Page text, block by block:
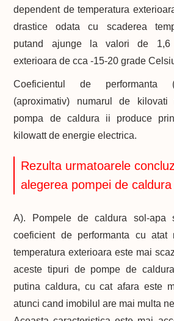
dependent de temperatura
drastice odata cu scaderea
putand ajunge la valori de 1,6
exterioara de cca -15-20 grade
Coeficientul de performanta
(aproximativ) numarul de
pompa de caldura ii produce
kilowatt de energie electrica.
Rezulta urmatoarele
alegerea pompei de
A). Pompele de caldura sol-
coeficient de performanta cu
temperatura exterioara este mai
aceste tipuri de pompe de
putina caldura, cu cat afara este
atunci cand imobilul are mai multa